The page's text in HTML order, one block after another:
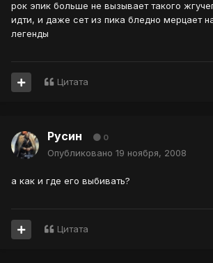
рок эпик больше не вызывает такого
идти, и даже сет из пика бледно мерцает
легенды
Цитата
Русин 0
Опубликовано 19 ноября, 2008
а как и где его выбивать?
Цитата